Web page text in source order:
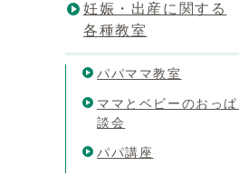
妊娠・出産に関する
各種教室
パパママ教室
ママとベビーのおっ
談会
パパ講座